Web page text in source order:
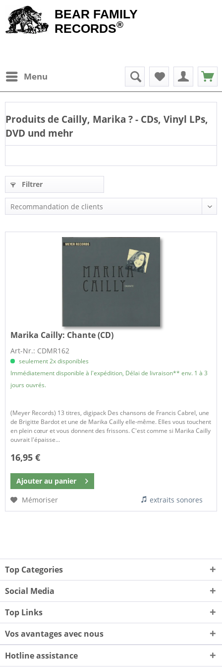
BEAR FAMILY
RECORDS®
Menu
Produits de Cailly, Marika ? - CDs, Vinyl LPs,
DVD und mehr
Filtrer
Marika Cailly: Chante (CD)
Art-Nr.: CDMR162
seulement 2x disponibles
Immédiatement disponible à l'expédition, Délai de livraison** env. 1 à 3
jours ouvrés.
(Meyer Records) 13 titres, digipack Des chansons de Francis Cabrel, une
de Brigitte Bardot et une de Marika Cailly elle-même. Elles vous touchent
en plein cœur et vous donnent des frissons. C'est comme si Marika Cailly
ouvrait l'épaisse...
16,95 €
Ajouter au panier
Mémoriser
extraits sonores
Top Categories
Social Media
Top Links
Vos avantages avec nous
Hotline assistance